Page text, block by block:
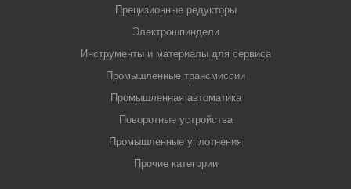
Прецизионные редукторы
Электрошпиндели
Инструменты и материалы для сервиса
Промышленные трансмиссии
Промышленная автоматика
Поворотные устройства
Промышленные уплотнения
Прочие категории